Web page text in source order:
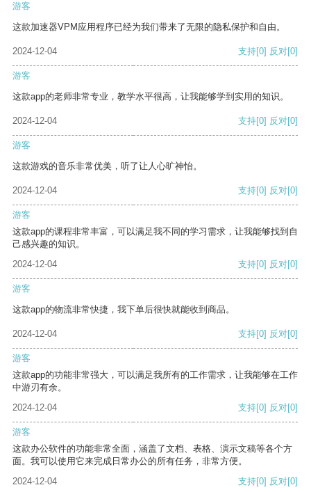
游客
这款加速器VPM应用程序已经为我们带来了无限的隐私保护和自由。
2024-12-04 支持[0] 反对[0]
游客
这款app的老师非常专业，教学水平很高，让我能够学到实用的知识。
2024-12-04 支持[0] 反对[0]
游客
这款游戏的音乐非常优美，听了让人心旷神怡。
2024-12-04 支持[0] 反对[0]
游客
这款app的课程非常丰富，可以满足我不同的学习需求，让我能够找到自
己感兴趣的知识。
2024-12-04
支持[0] 反对[0]
游客
这款app的物流非常快捷，我下单后很快就能收到商品。
2024-12-04 支持[0] 反对[0]
游客
这款app的功能非常强大，可以满足我所有的工作需求，让我能够在工作
中游刃有余。
2024-12-04
支持[0] 反对[0]
游客
这款办公软件的功能非常全面，涵盖了文档、表格、演示文稿等各个方
面。我可以使用它来完成日常办公的所有任务，非常方便。
2024-12-04
支持[0] 反对[0]